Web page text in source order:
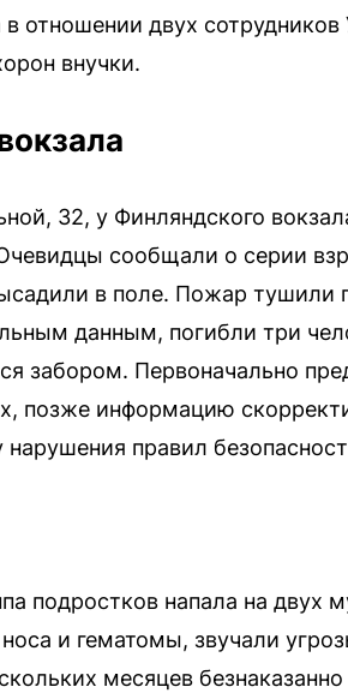
в отношении двух
внучки.
32, у Финляндского
сообщали о серии
в поле. Пожар тушили
данным, погибли три
забором. Первоначально
позже информацию
правил
подростков напала на двух
и гематомы, звучали
месяцев